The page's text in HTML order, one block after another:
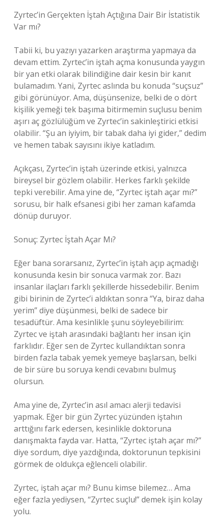
Zyrtec’in Gerçekten İştah Açtığına Dair Bir İstatistik
Var mı?
Tabii ki, bu yazıyı yazarken araştırma yapmaya da
devam ettim. Zyrtec’in iştah açma konusunda yaygın
bir yan etki olarak bilindiğine dair kesin bir kanıt
bulamadım. Yani, Zyrtec aslında bu konuda “suçsuz”
gibi görünüyor. Ama, düşünsenize, belki de o dört
kişilik yemeği tek başıma bitirmemin suçlusu benim
aşırı aç gözlülüğüm ve Zyrtec’in sakinleştirici etkisi
olabilir. “Şu an iyiyim, bir tabak daha iyi gider,” dedim
ve hemen tabak sayısını ikiye katladım.
Açıkçası, Zyrtec’in iştah üzerinde etkisi, yalnızca
bireysel bir gözlem olabilir. Herkes farklı şekilde
tepki verebilir. Ama yine de, “Zyrtec iştah açar mı?”
sorusu, bir halk efsanesi gibi her zaman kafamda
dönüp duruyor.
Sonuç: Zyrtec İştah Açar Mı?
Eğer bana sorarsanız, Zyrtec’in iştah açıp açmadığı
konusunda kesin bir sonuca varmak zor. Bazı
insanlar ilaçları farklı şekillerde hissedebilir. Benim
gibi birinin de Zyrtec’i aldıktan sonra “Ya, biraz daha
yerim” diye düşünmesi, belki de sadece bir
tesadüftür. Ama kesinlikle şunu söyleyebilirim:
Zyrtec ve iştah arasındaki bağlantı her insan için
farklıdır. Eğer sen de Zyrtec kullandıktan sonra
birden fazla tabak yemek yemeye başlarsan, belki
de bir süre bu soruya kendi cevabını bulmuş
olursun.
Ama yine de, Zyrtec’in asıl amacı alerji tedavisi
yapmak. Eğer bir gün Zyrtec yüzünden iştahın
arttığını fark edersen, kesinlikle doktoruna
danışmakta fayda var. Hatta, “Zyrtec iştah açar mı?”
diye sordum, diye yazdığında, doktorunun tepkisini
görmek de oldukça eğlenceli olabilir.
Zyrtec, iştah açar mı? Bunu kimse bilemez… Ama
eğer fazla yediysen, “Zyrtec suçlu!” demek işin kolay
yolu.